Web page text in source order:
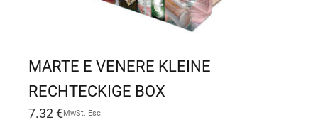
MARTE E VENERE KLEINE
RECHTECKIGE BOX
7.32€MwSt. Esc.